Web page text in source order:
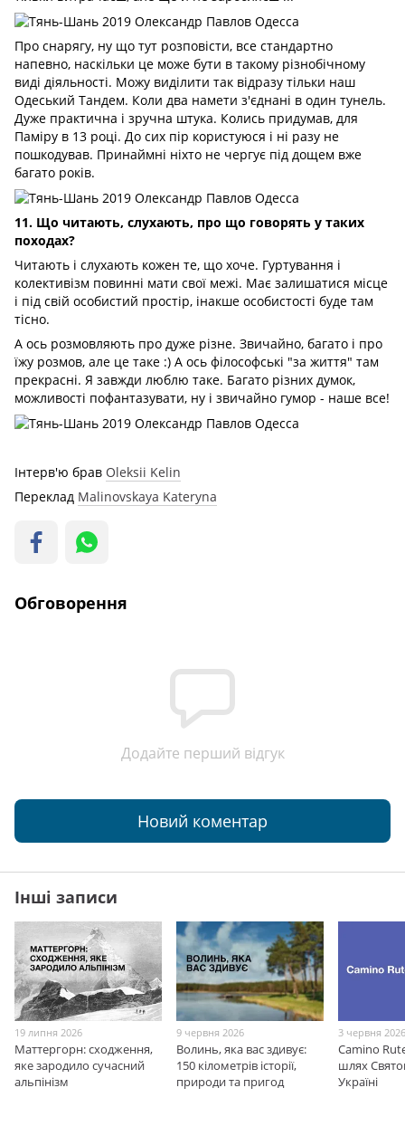
Про снарягу, ну що тут розповісти, все стандартно
напевно, наскільки це може бути в такому різнобічному
виді діяльності. Можу виділити так відразу тільки наш
Одеський Тандем. Коли два намети з'єднані в один тунель.
Дуже практична і зручна штука. Колись придумав, для
Паміру в 13 році. До сих пір користуюся і ні разу не
пошкодував. Принаймні ніхто не чергує під дощем вже
багато років.
11. Що читають, слухають, про що говорять у таких
походах?
Читають і слухають кожен те, що хоче. Гуртування і
колективізм повинні мати свої межі. Має залишатися місце
і під свій особистий простір, інакше особистості буде там
тісно.
А ось розмовляють про дуже різне. Звичайно, багато і про
їжу розмов, але це таке :) А ось філософські "за життя" там
прекрасні. Я завжди люблю таке. Багато різних думок,
можливості пофантазувати, ну і звичайно гумор - наше все!
Інтерв'ю брав Oleksii Kelin
Переклад Malinovskaya Kateryna
Обговорення
Додайте перший відгук
Новий коментар
Інші записи
19 липня 2026
Маттергорн: сходження,
яке зародило сучасний
альпінізм
9 червня 2026
Волинь, яка вас здивує:
150 кілометрів історії,
природи та пригод
3 червня
Camino
шлях
Україні